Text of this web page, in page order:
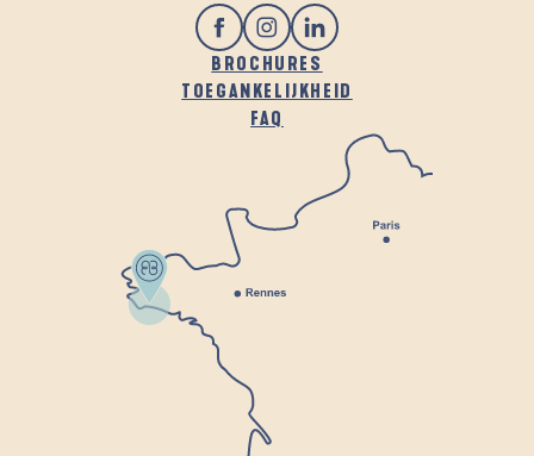
BROCHURES
TOEGANKELIJKHEID
FAQ